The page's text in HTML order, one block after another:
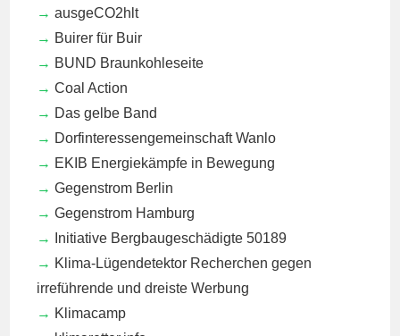
ausgeCO2hlt
Buirer für Buir
BUND Braunkohleseite
Coal Action
Das gelbe Band
Dorfinteressengemeinschaft Wanlo
EKIB Energiekämpfe in Bewegung
Gegenstrom Berlin
Gegenstrom Hamburg
Initiative Bergbaugeschädigte 50189
Klima-Lügendetektor Recherchen gegen
irreführende und dreiste Werbung
Klimacamp